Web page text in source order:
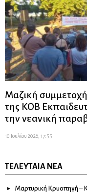
Μαζική
της ΚΟΒ
την νεανική
10 Ιουλίου 2026, 17:55
ΤΕΛΕΥΤΑΊΑ ΝΈΑ
Μαρτυρική Κρυοπηγή –